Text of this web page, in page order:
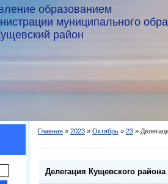
образованием
муниципального
район
Главная » 2023 » Октябрь » 23 »
Делегация Кущевского